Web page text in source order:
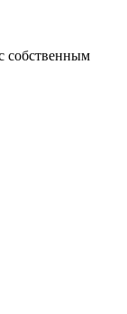
собственным